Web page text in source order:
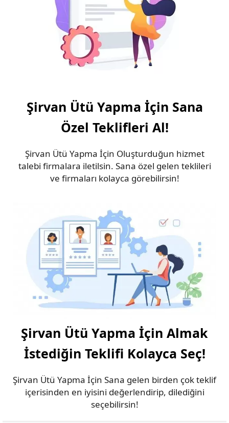
Şirvan Ütü Yapma İçin Sana
Özel Teklifleri Al!
Şirvan Ütü Yapma İçin Oluşturduğun hizmet
talebi firmalara iletilsin. Sana özel gelen teklileri
ve firmaları kolayca görebilirsin!
Şirvan Ütü Yapma İçin Almak
İstediğin Teklifi Kolayca Seç!
Şirvan Ütü Yapma İçin Sana gelen birden çok teklif
içerisinden en iyisini değerlendirip, dilediğini
seçebilirsin!